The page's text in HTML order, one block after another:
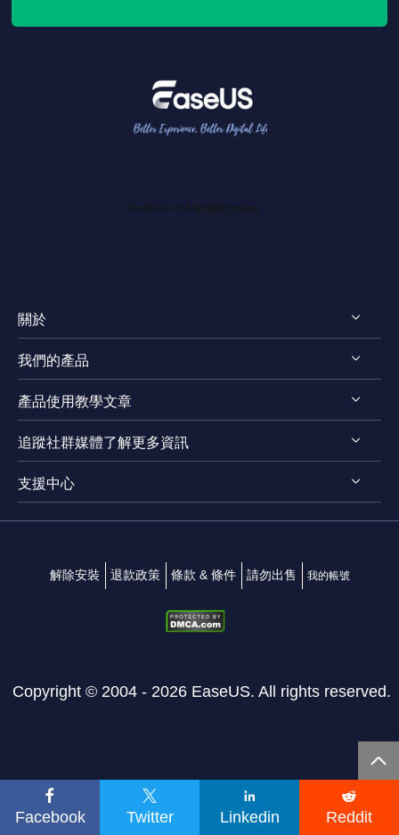

Facebook

Twitter

Linkedin

Reddit
關於
認識EaseUS
評測 & 獎項
法律聲明
我們的產品
RecExperts for Windows
RecExperts for Mac
Online Screen Recorder
產品使用教學文章
螢幕錄影軟體
Mac App 商店
追蹤社群媒體了解更多資訊
 
支援中心
解除安裝 退款政策 條款 & 條件 請勿出售 我的帳號
Copyright © 2004 - 2026 EaseUS. All rights reserved.
